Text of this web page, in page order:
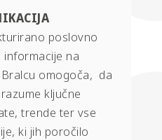
poslovno
na
omogoča, da
ključne
trende ter vse
ki jih poročilo